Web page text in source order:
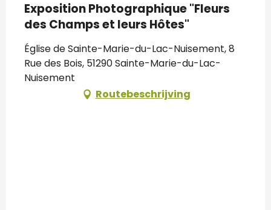
Exposition Photographique "Fleurs
des Champs et leurs Hôtes"
Église de Sainte-Marie-du-Lac-Nuisement, 8
Rue des Bois, 51290 Sainte-Marie-du-Lac-
Nuisement
Routebeschrijving